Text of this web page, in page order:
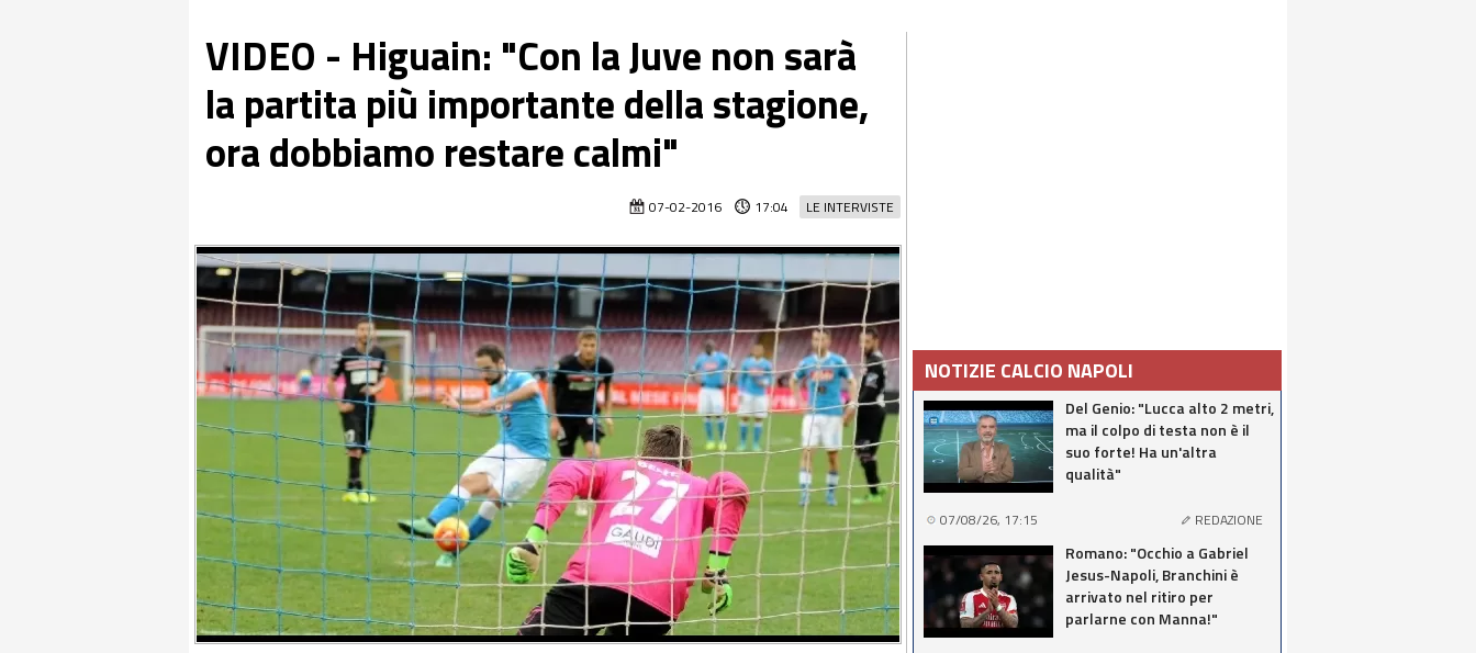
VIDEO - Higuain: "Con la Juve non sarà
la partita più importante della stagione,
ora dobbiamo restare calmi"
LE INTERVISTE
07-02-2016 17:04
NOTIZIE CALCIO NAPOLI
Del Genio: "Lucca alto 2 metri,
ma il colpo di testa non è il
suo forte! Ha un'altra
qualità"
07/08/26, 17:15 REDAZIONE
Romano: "Occhio a Gabriel
Jesus-Napoli, Branchini è
arrivato nel ritiro per
parlarne con Manna!"